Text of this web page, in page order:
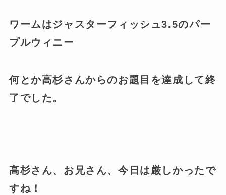
ワームはジャスターフィッシュ3.5のパー
プルウィニー
何とか高杉さんからのお題目を達成して終
了でした。
高杉さん、お兄さん、今日は厳しかったで
すね！